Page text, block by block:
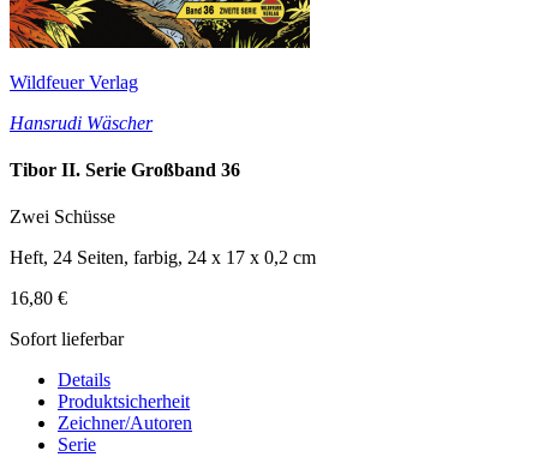
Wildfeuer Verlag
Hansrudi Wäscher
Tibor II. Serie Großband 36
Zwei Schüsse
Heft, 24 Seiten, farbig, 24 x 17 x 0,2 cm
16,80 €
Sofort lieferbar
Details
Produktsicherheit
Zeichner/Autoren
Serie